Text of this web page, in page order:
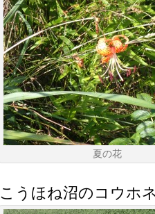
夏の花
こうほね沼のコウホ